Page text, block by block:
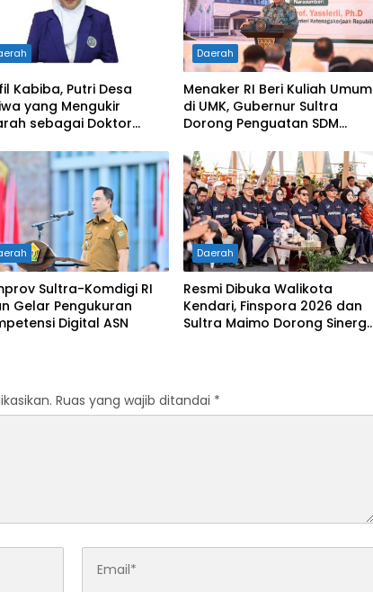
Kabiba, Putri Desa
yang Mengukir
sebagai Doktor
Daerah
Menaker RI Beri Kuliah Umum
di UMK, Gubernur Sultra
Dorong Penguatan SDM
Kerja
Sultra-Komdigi RI
Gelar Pengukuran
Digital ASN
Daerah
Resmi Dibuka Walikota
Kendari, Finspora 2026 dan
Sultra Maimo Dorong Sinergi
Ruas yang wajib ditandai *